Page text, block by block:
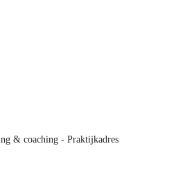
& coaching - Praktijkadres